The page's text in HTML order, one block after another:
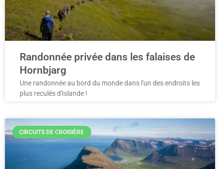
Randonnée privée dans les falaises de
Hornbjarg
Une randonnée au bord du monde dans l'un des endroits les
plus reculés d'Islande !
CIRCUITS DE CROISIÈRE